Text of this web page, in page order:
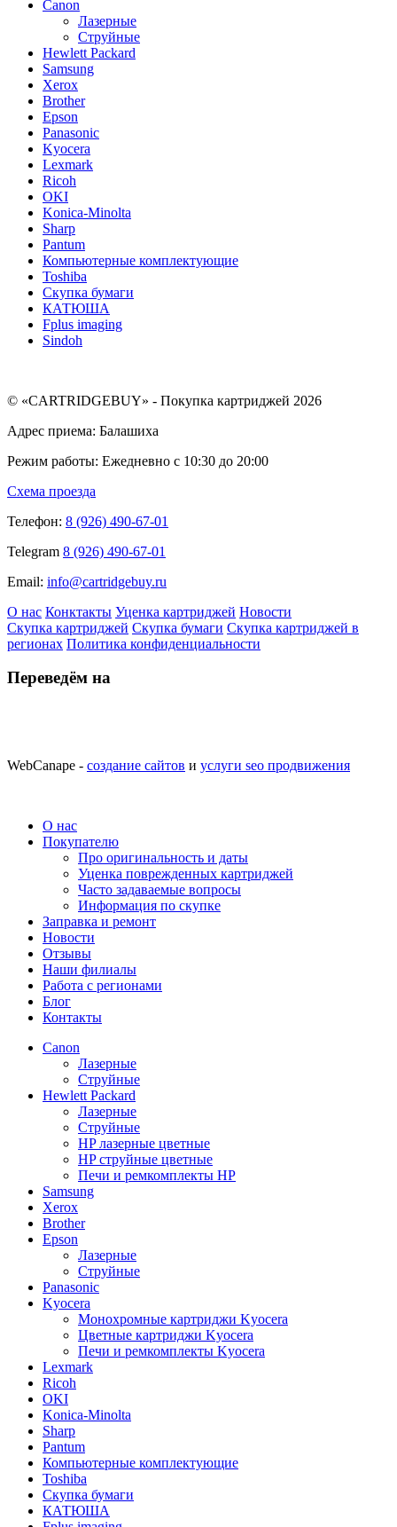
Canon
Лазерные
Струйные
Hewlett Packard
Samsung
Xerox
Brother
Epson
Panasonic
Kyocera
Lexmark
Ricoh
OKI
Konica-Minolta
Sharp
Pantum
Компьютерные комплектующие
Toshiba
Скупка бумаги
КАТЮША
Fplus imaging
Sindoh
© «CARTRIDGEBUY» - Покупка картриджей 2026
Адрес приема: Балашиха
Режим работы: Ежедневно с 10:30 до 20:00
Схема проезда
Телефон: 8 (926) 490-67-01
Telegram 8 (926) 490-67-01
Email: info@cartridgebuy.ru
О нас Конктакты Уценка картриджей Новости
Скупка картриджей Скупка бумаги Скупка картриджей в
регионах Политика конфиденциальности
Переведём на
WebCanape - создание сайтов и услуги seo продвижения
О нас
Покупателю
Про оригинальность и даты
Уценка поврежденных картриджей
Часто задаваемые вопросы
Информация по скупке
Заправка и ремонт
Новости
Отзывы
Наши филиалы
Работа с регионами
Блог
Контакты
Canon
Лазерные
Струйные
Hewlett Packard
Лазерные
Струйные
HP лазерные цветные
HP струйные цветные
Печи и ремкомплекты HP
Samsung
Xerox
Brother
Epson
Лазерные
Струйные
Panasonic
Kyocera
Монохромные картриджи Kyocera
Цветные картриджи Kyocera
Печи и ремкомплекты Kyocera
Lexmark
Ricoh
OKI
Konica-Minolta
Sharp
Pantum
Компьютерные комплектующие
Toshiba
Скупка бумаги
КАТЮША